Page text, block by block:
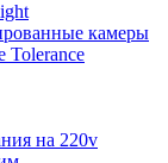
камеры
Tolerance
на 220v